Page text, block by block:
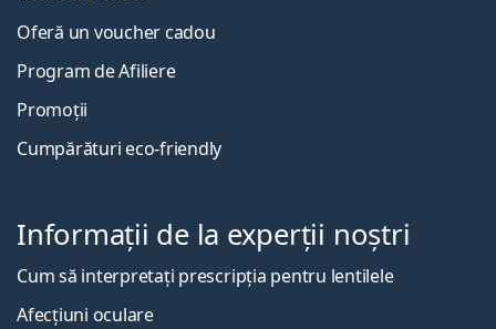
Oferă un voucher cadou
Program de Afiliere
Promoții
Cumpărături eco-friendly
Informații de la experții noștri
Cum să interpretați prescripția pentru lentilele
Afecțiuni oculare